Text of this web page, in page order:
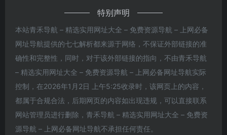
特别声明
本站青禾导航 – 精选实用网址大全 – 免费资源导航 – 上网必备
网址导航提供的七七解析都来源于网络，不保证外部链接的准
确性和完整性，同时，对于该外部链接的指向，不由青禾导航
– 精选实用网址大全 – 免费资源导航 – 上网必备网址导航实际
控制，在2026年1月2日 上午5:25收录时，该网页上的内容，
都属于合规合法，后期网页的内容如出现违规，可以直接联系
网站管理员进行删除，青禾导航 – 精选实用网址大全 – 免费资
源导航 – 上网必备网址导航不承担任何责任。